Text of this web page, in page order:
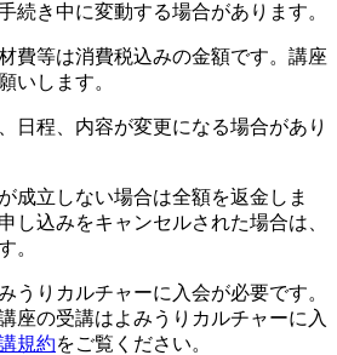
続き中に変動する場合があります。
費等は消費税込みの金額です。講座
いします。
日程、内容が変更になる場合があり
成立しない場合は全額を返金しま
し込みをキャンセルされた場合は、
。
うりカルチャーに入会が必要です。
座の受講はよみうりカルチャーに入
規約をご覧ください。